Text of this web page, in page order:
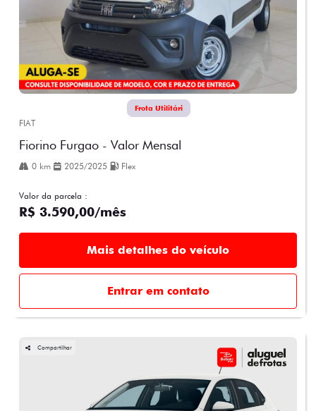
Frota Utilitári
FIAT
Fiorino Furgao - Valor Mensal
0 km 2025/2025 Flex
Valor da parcela :
R$ 3.590,00/mês
Mais detalhes do veículo
Entrar em contato
Compartilhar